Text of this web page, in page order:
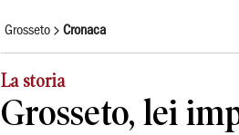
Grosseto Cronaca
La storia
Grosseto, lei